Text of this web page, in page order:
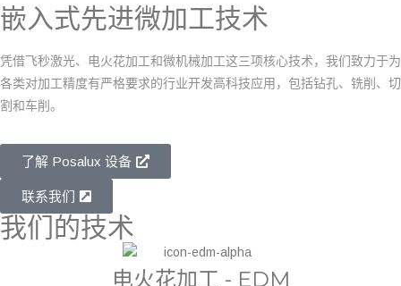
嵌入式先进微加工技术
凭借飞秒激光、电火花加工和微机械加工这三项核心技术，我们致力于为
各类对加工精度有严格要求的行业开发高科技应用，包括钻孔、铣削、切
割和车削。
了解 Posalux 设备
联系我们
我们的技术
电火花加工 - EDM